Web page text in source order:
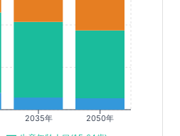
2035年 2050年